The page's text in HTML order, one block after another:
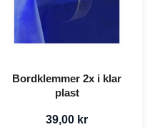
Bordklemmer 2x i klar
plast
39,00 kr